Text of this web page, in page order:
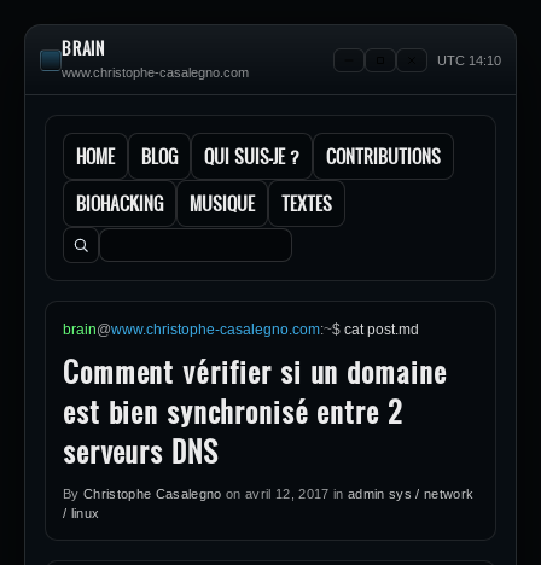
BRAIN
www.christophe-casalegno.com
UTC 14:10
HOME BLOG QUI SUIS-JE ?
CONTRIBUTIONS
BIOHACKING
MUSIQUE TEXTES
Rechercher :
brain@www.christophe-casalegno.com:~$ cat post.md
Comment vérifier si un domaine
est bien synchronisé entre 2
serveurs DNS
By Christophe Casalegno on avril 12, 2017 in admin sys / network
/ linux